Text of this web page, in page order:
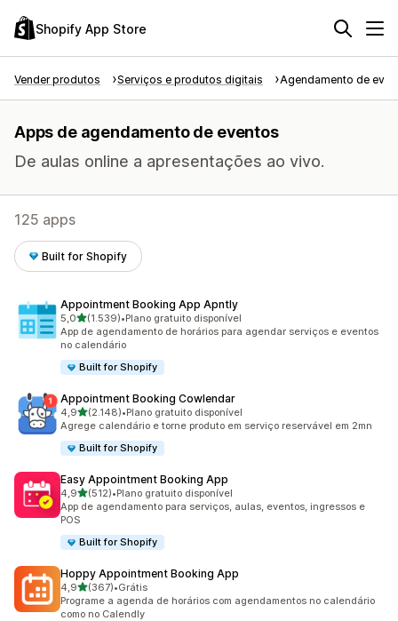
Shopify App Store
Vender produtos Serviços e produtos digitais Agendamento de
Apps de agendamento de eventos
De aulas online a apresentações ao vivo.
125 apps
Built for Shopify
Appointment Booking App Apntly
5,0de 5 estrelas
(1.539)
1539 avaliações ao todo
•Plano gratuito disponível
App de agendamento de horários para agendar serviços e eventos
no calendário
Built for Shopify
Appointment Booking Cowlendar
4,9de 5 estrelas
(2.148)
2148 avaliações ao todo
•Plano gratuito disponível
Agrege calendário e torne produto em serviço reservável em 2mn
Built for Shopify
Easy Appointment Booking App
4,9de 5 estrelas
(512)
512 avaliações ao todo
•Plano gratuito disponível
App de agendamento para serviços, aulas, eventos, ingressos e
POS
Built for Shopify
Hoppy Appointment Booking App
4,9de 5 estrelas
(367)
367 avaliações ao todo
•Grátis
Programe a agenda de horários com agendamentos no calendário
como no Calendly